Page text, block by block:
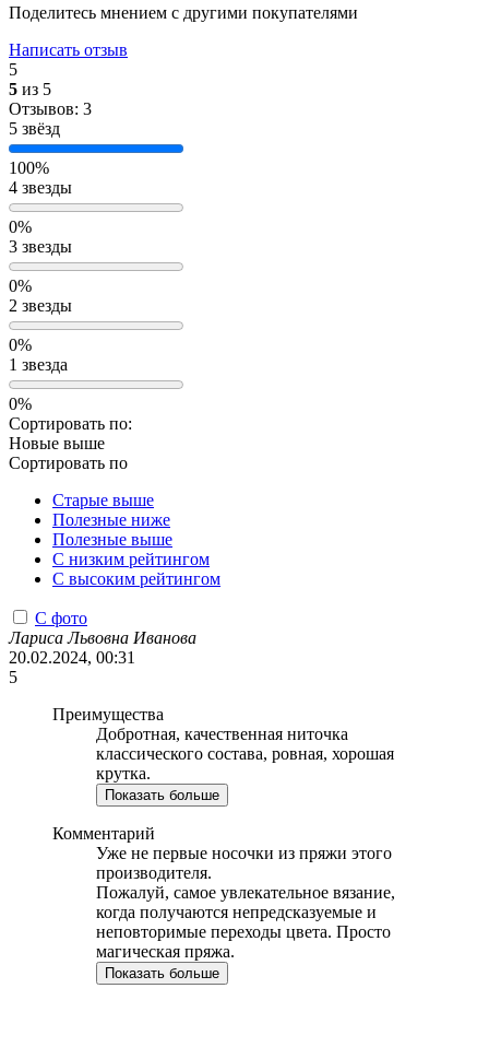
Поделитесь мнением с другими покупателями
Написать отзыв
5
5 из 5
Отзывов: 3
5 звёзд
100%
4 звезды
0%
3 звезды
0%
2 звезды
0%
1 звезда
0%
Сортировать по:
Новые выше
Сортировать по
Старые выше
Полезные ниже
Полезные выше
С низким рейтингом
C высоким рейтингом
С фото
Лариса Львовна Иванова
20.02.2024, 00:31
5
Преимущества
Добротная, качественная ниточка
классического состава, ровная, хорошая
крутка.
Показать больше
Комментарий
Уже не первые носочки из пряжи этого
производителя.
Пожалуй, самое увлекательное вязание,
когда получаются непредсказуемые и
неповторимые переходы цвета. Просто
магическая пряжа.
Показать больше